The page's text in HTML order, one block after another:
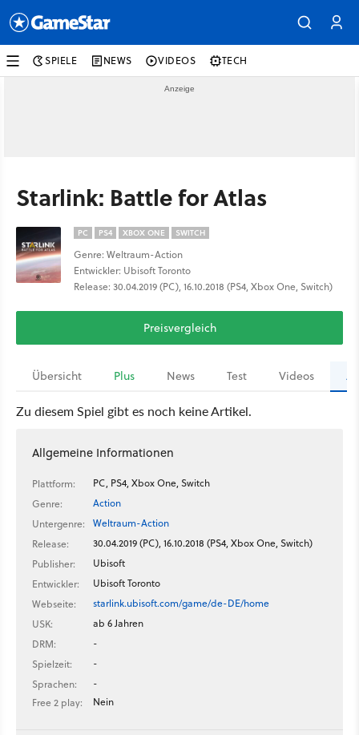
SPIELE NEWS VIDEOS TECH
Starlink: Battle for Atlas
PC PS4 XBOX ONE SWITCH
Genre: Weltraum-Action
Entwickler: Ubisoft Toronto
Release: 30.04.2019 (PC), 16.10.2018 (PS4, Xbox One, Switch)
Preisvergleich
Übersicht Plus News Test Videos
Zu diesem Spiel gibt es noch keine Artikel.
Allgemeine Informationen
Plattform:
PC, PS4, Xbox One, Switch
Genre:
Action
Untergenre:
Weltraum-Action
Release:
30.04.2019 (PC), 16.10.2018 (PS4, Xbox One, Switch)
Publisher:
Ubisoft
Entwickler:
Ubisoft Toronto
Webseite:
starlink.ubisoft.com/game/de-DE/home
USK:
ab 6 Jahren
DRM:
-
Spielzeit:
-
Sprachen:
-
Free 2 play:
Nein